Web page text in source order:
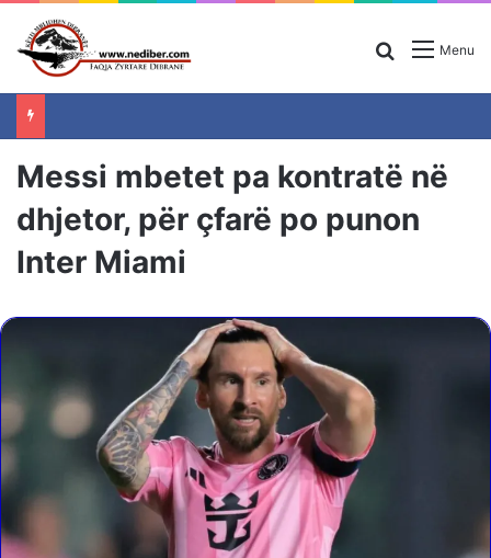
Menu
Search for
Messi mbetet pa kontratë në
dhjetor, për çfarë po punon
Inter Miami